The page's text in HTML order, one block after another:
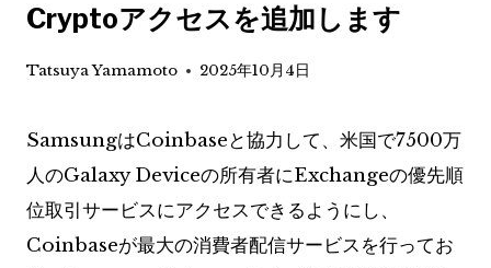
Cryptoアクセスを追加します
Tatsuya Yamamoto 2025年10月4日
SamsungはCoinbaseと協力して、米国で7500万
人のGalaxy Deviceの所有者にExchangeの優先順
位取引サービスにアクセスできるようにし、
Coinbaseが最大の消費者配信サービスを行ってお